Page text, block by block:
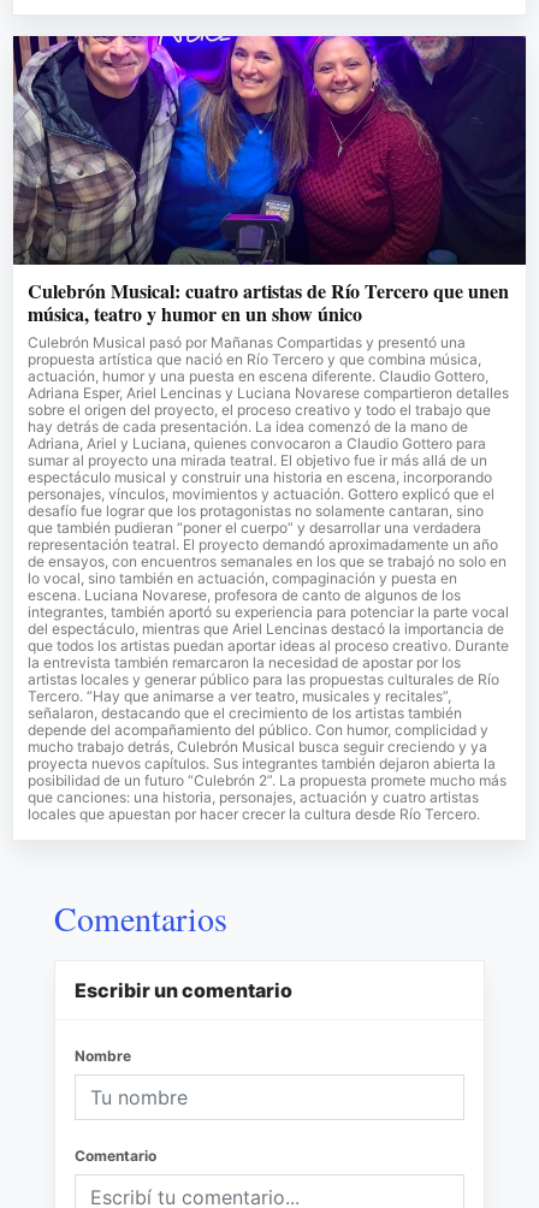
Culebrón Musical: cuatro artistas de Río Tercero que unen
música, teatro y humor en un show único
Culebrón Musical pasó por Mañanas Compartidas y presentó una
propuesta artística que nació en Río Tercero y que combina música,
actuación, humor y una puesta en escena diferente. Claudio Gottero,
Adriana Esper, Ariel Lencinas y Luciana Novarese compartieron detalles
sobre el origen del proyecto, el proceso creativo y todo el trabajo que
hay detrás de cada presentación. La idea comenzó de la mano de
Adriana, Ariel y Luciana, quienes convocaron a Claudio Gottero para
sumar al proyecto una mirada teatral. El objetivo fue ir más allá de un
espectáculo musical y construir una historia en escena, incorporando
personajes, vínculos, movimientos y actuación. Gottero explicó que el
desafío fue lograr que los protagonistas no solamente cantaran, sino
que también pudieran “poner el cuerpo” y desarrollar una verdadera
representación teatral. El proyecto demandó aproximadamente un año
de ensayos, con encuentros semanales en los que se trabajó no solo en
lo vocal, sino también en actuación, compaginación y puesta en
escena. Luciana Novarese, profesora de canto de algunos de los
integrantes, también aportó su experiencia para potenciar la parte vocal
del espectáculo, mientras que Ariel Lencinas destacó la importancia de
que todos los artistas puedan aportar ideas al proceso creativo. Durante
la entrevista también remarcaron la necesidad de apostar por los
artistas locales y generar público para las propuestas culturales de Río
Tercero. “Hay que animarse a ver teatro, musicales y recitales”,
señalaron, destacando que el crecimiento de los artistas también
depende del acompañamiento del público. Con humor, complicidad y
mucho trabajo detrás, Culebrón Musical busca seguir creciendo y ya
proyecta nuevos capítulos. Sus integrantes también dejaron abierta la
posibilidad de un futuro “Culebrón 2”. La propuesta promete mucho más
que canciones: una historia, personajes, actuación y cuatro artistas
locales que apuestan por hacer crecer la cultura desde Río Tercero.
Comentarios
Escribir un comentario
Nombre
Comentario